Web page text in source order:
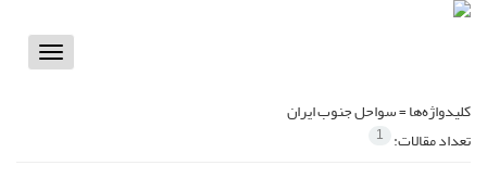
Toggle
کلیدواژه‌ها =سواحل جنوب ایران
تعداد مقالات: 1